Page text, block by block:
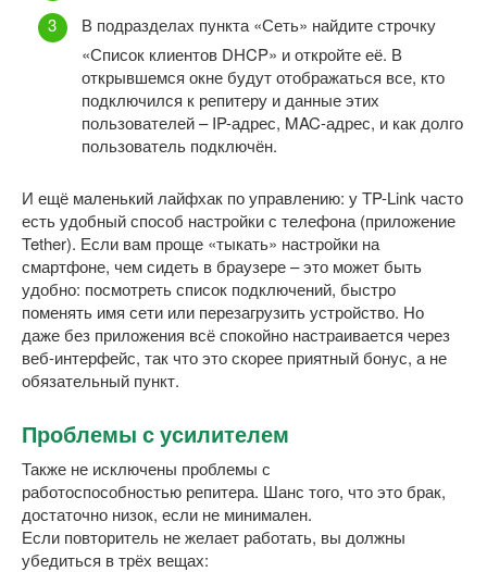
В подразделах пункта «Сеть» найдите строчку
«Список клиентов DHCP» и откройте её. В
открывшемся окне будут отображаться все, кто
подключился к репитеру и данные этих
пользователей – IP-адрес, MAC-адрес, и как долго
пользователь подключён.
И ещё маленький лайфхак по управлению: у TP-Link часто
есть удобный способ настройки с телефона (приложение
Tether). Если вам проще «тыкать» настройки на
смартфоне, чем сидеть в браузере – это может быть
удобно: посмотреть список подключений, быстро
поменять имя сети или перезагрузить устройство. Но
даже без приложения всё спокойно настраивается через
веб-интерфейс, так что это скорее приятный бонус, а не
обязательный пункт.
Проблемы с усилителем
Также не исключены проблемы с
работоспособностью репитера. Шанс того, что это брак,
достаточно низок, если не минимален.
Если повторитель не желает работать, вы должны
убедиться в трёх вещах: